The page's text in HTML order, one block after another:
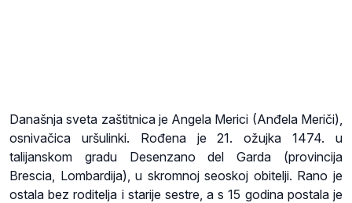
Današnja sveta zaštitnica je Angela Merici (Anđela Meriči),
osnivačica uršulinki. Rođena je 21. ožujka 1474. u
talijanskom gradu Desenzano del Garda (provincija
Brescia, Lombardija), u skromnoj seoskoj obitelji. Rano je
ostala bez roditelja i starije sestre, a s 15 godina postala je